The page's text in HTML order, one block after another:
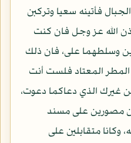
فأتينه سعيا وتركبن
الله عز وجل فان كنت
وسلطهما على، فان ذلك
المعتاد فلست أنت
غيرك الذي دعاكما دعوت،
مصورين على مسند
وكانا متقابلين على